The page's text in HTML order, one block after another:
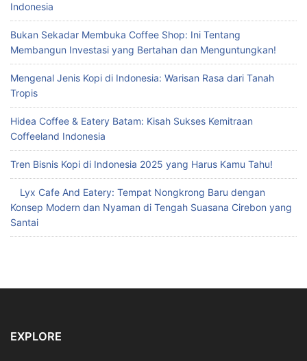
Indonesia
Bukan Sekadar Membuka Coffee Shop: Ini Tentang
Membangun Investasi yang Bertahan dan Menguntungkan!
Mengenal Jenis Kopi di Indonesia: Warisan Rasa dari Tanah
Tropis
Hidea Coffee & Eatery Batam: Kisah Sukses Kemitraan
Coffeeland Indonesia
Tren Bisnis Kopi di Indonesia 2025 yang Harus Kamu Tahu!
Lyx Cafe And Eatery: Tempat Nongkrong Baru dengan
Konsep Modern dan Nyaman di Tengah Suasana Cirebon yang
Santai
EXPLORE